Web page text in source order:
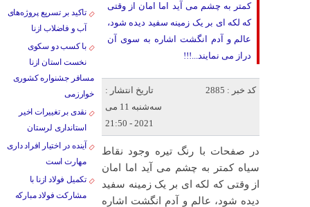
کمتر به چشم می آید اما امان از وقتی
که لکه ای بر یک زمینه سفید دیده شود،
عالم و آدم انگشت اشاره به سوی آن
دراز می نمایند...!!!
کد خبر : 2885
تاریخ انتشار :
سه‌شنبه 11 می
2021 - 21:50
در صفحات با رنگ‌ تیره وجود نقاط
سیاه کمتر به چشم می آید اما امان
از وقتی که لکه ای بر یک زمینه سفید
دیده شود، عالم و آدم انگشت اشاره
تاکید بر تسریع پروژه‌های
آب و فاضلاب ازنا
با کسب دو سکوی
نخست استان ازنا
مسافر جشنواره کشوری
خوارزمی
نقدی بر تغییرات اخیر
استانداری لرستان
آینده در اختیار افراد داری
مهارت است
تکمیل فولاد ازنا با
مشارکت فولاد مبارکه